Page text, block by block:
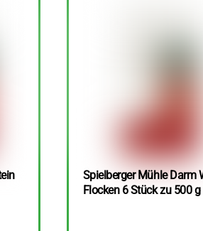
Spielberger Mühle Darm
Flocken 6 Stück zu 500 g